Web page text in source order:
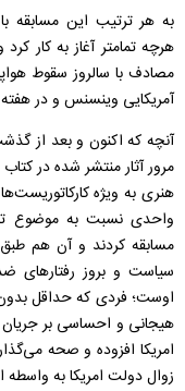
به هر ترتیب این مسابقه
مصادف با سالروز سقوط
آمریکایی وینسنس و در
آنچه که اکنون و بعد از
مرور آثار منتشر شده در
هنری به ویژه
واحدی نسبت به موضوع
مسابقه کردند و آن هم
سیاست و بروز رفتارهای
اوست؛ فردی که حداقل بدون
هیجانی و احساسی بر
امریکا افزوده و صحه
زوال دولت امریکا به واسطه